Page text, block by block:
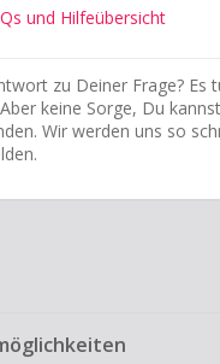
und Hilfeübersicht
zu Deiner Frage? Es
keine Sorge, Du
Wir werden uns so